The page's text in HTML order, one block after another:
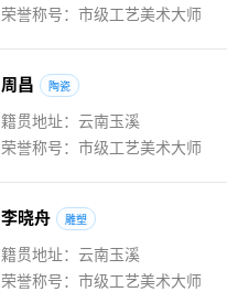
荣誉称号：市级工艺美术大师
周昌 陶瓷
籍贯地址：云南玉溪
荣誉称号：市级工艺美术大师
李晓舟 雕塑
籍贯地址：云南玉溪
荣誉称号：市级工艺美术大师